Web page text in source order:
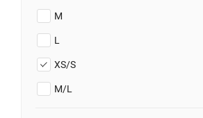
M
L
XS/S
M/L